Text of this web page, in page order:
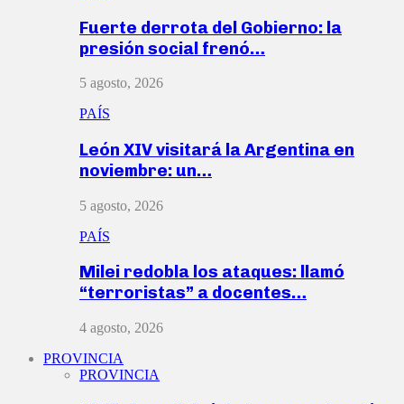
Fuerte derrota del Gobierno: la
presión social frenó…
5 agosto, 2026
PAÍS
León XIV visitará la Argentina en
noviembre: un…
5 agosto, 2026
PAÍS
Milei redobla los ataques: llamó
“terroristas” a docentes…
4 agosto, 2026
PROVINCIA
PROVINCIA